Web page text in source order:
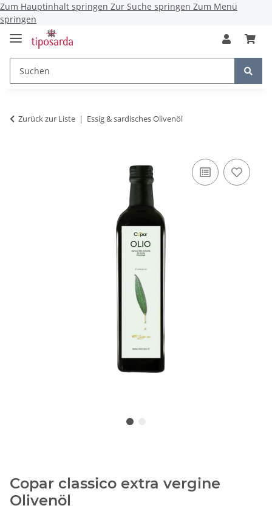
Zum Hauptinhalt springen Zur Suche springen Zum Menü
springen
Zurück zur Liste Essig & sardisches Olivenöl
Copar classico extra vergine
Olivenöl